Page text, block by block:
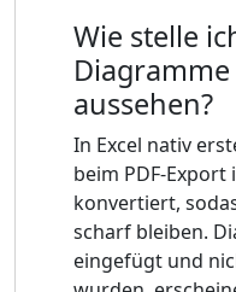
Wie stelle
aussehen?
In Excel nativ
beim PDF-
konvertiert,
scharf bleiben.
eingefügt und